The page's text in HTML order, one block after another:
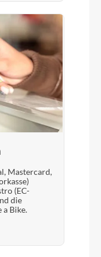
Mastercard,
(EC-
die
a Bike.